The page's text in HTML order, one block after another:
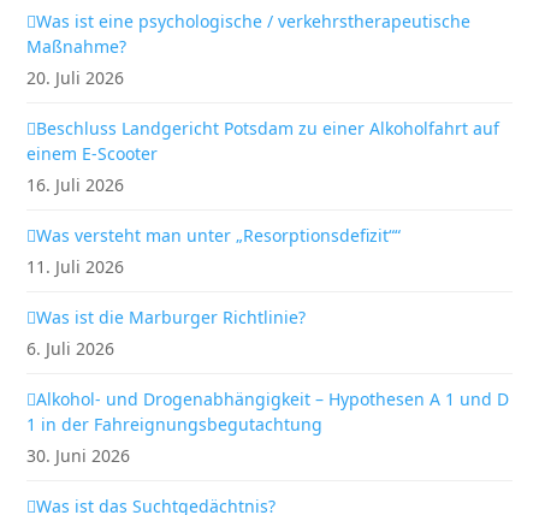
Was ist eine psychologische / verkehrstherapeutische
Maßnahme?
20. Juli 2026
Beschluss Landgericht Potsdam zu einer Alkoholfahrt auf
einem E-Scooter
16. Juli 2026
Was versteht man unter „Resorptionsdefizit““
11. Juli 2026
Was ist die Marburger Richtlinie?
6. Juli 2026
Alkohol- und Drogenabhängigkeit – Hypothesen A 1 und D
1 in der Fahreignungsbegutachtung
30. Juni 2026
Was ist das Suchtgedächtnis?